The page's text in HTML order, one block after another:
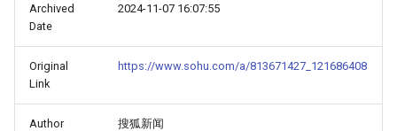
Archived
Date
2024-11-07 16:07:55
Original
Link
https://www.sohu.com/a/813671427_121686408
Author 搜狐新闻